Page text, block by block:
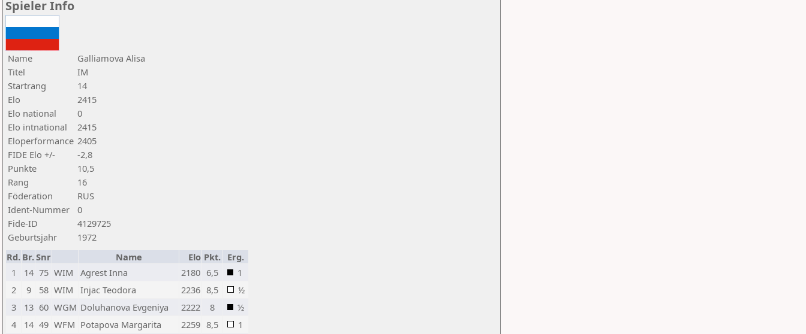
Spieler Info
Name
Galliamova Alisa
Titel
IM
Startrang
14
Elo
2415
Elo national
0
Elo intnational
2415
Eloperformance 2405
FIDE Elo +/-
-2,8
Punkte
10,5
Rang
16
Föderation
RUS
Ident-Nummer
0
Fide-ID
4129725
Geburtsjahr
1972
Rd. Br.Snr Name Elo Pkt.
Erg.
1
14 75 WIM Agrest Inna 2180 6,5
1
2
9 58 WIM Injac Teodora 2236 8,5
½
3
13 60 WGM Doluhanova Evgeniya 2222 8
½
4
14 49 WFM Potapova Margarita 2259 8,5 1